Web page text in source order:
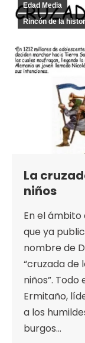
Edad Media
Rincón de la
La
niños
En el ámbito
que ya
nombre de
“cruzada de
niños”.
Ermitaño,
a los
burgos…